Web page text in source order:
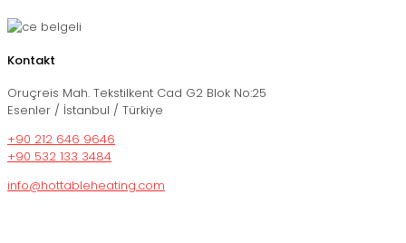
Kontakt
Oruçreis Mah. Tekstilkent Cad G2 Blok No:25
Esenler / İstanbul / Türkiye
+90 212 646 9646
+90 532 133 3484
info@hottableheating.com